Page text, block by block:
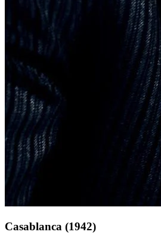
Casablanca (1942)